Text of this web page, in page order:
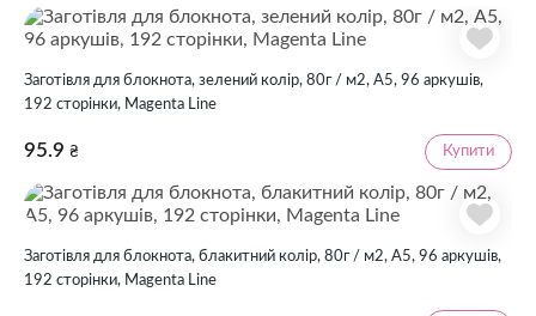
Заготівля для блокнота, зелений колір, 80г / м2, А5, 96 аркушів,
192 сторінки, Magenta Line
95.9 ₴ Купити
Заготівля для блокнота, блакитний колір, 80г / м2, А5, 96 аркушів,
192 сторінки, Magenta Line